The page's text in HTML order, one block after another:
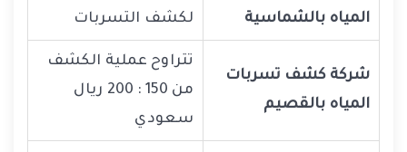
المياه بالشماسية
لكشف التسربات
شركة كشف تسربات
المياه بالقصيم
تتراوح عملية الكشف
من 150 : 200 ريال
سعودي